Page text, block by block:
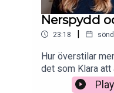
Nerspydd
23:18 |
Hur överstilar
det som Klara att
Play